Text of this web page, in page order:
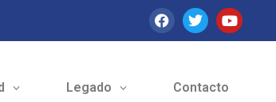
Legado Contacto